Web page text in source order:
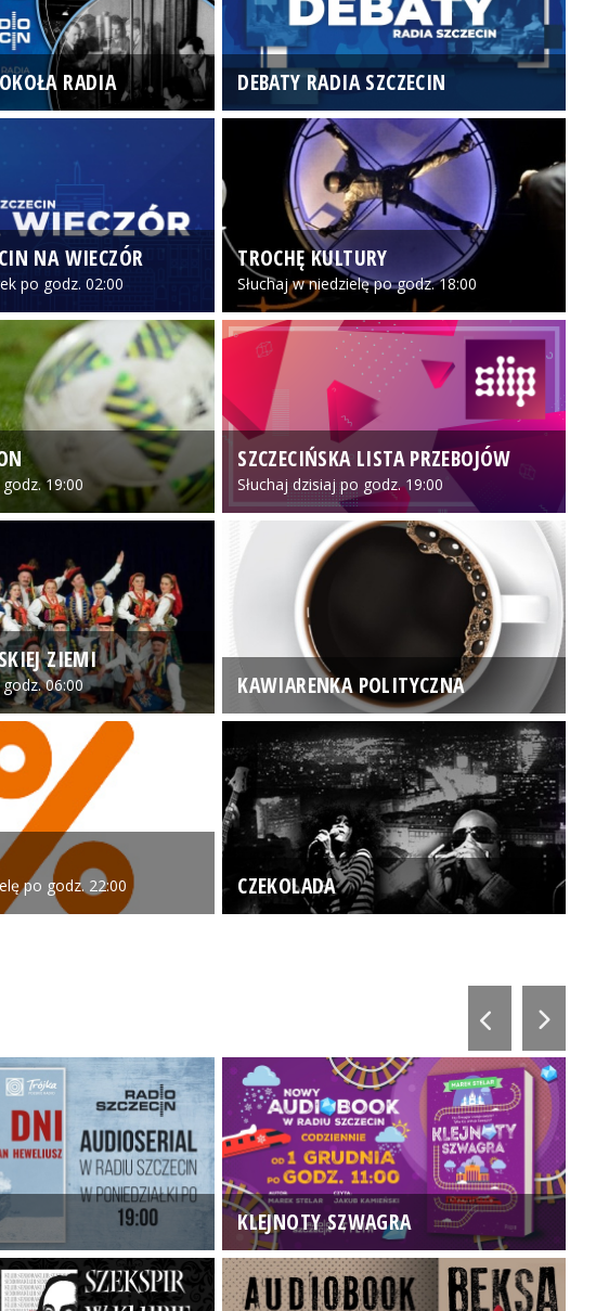
RADIA DEBATY RADIA SZCZECIN
NA WIECZÓR
po godz. 02:00
TROCHĘ KULTURY
Słuchaj w niedzielę po godz. 18:00
19:00
SZCZECIŃSKA LISTA PRZEBOJÓW
Słuchaj dzisiaj po godz. 19:00
ZIEMI
06:00 KAWIARENKA POLITYCZNA
po godz. 22:00 CZEKOLADA
KLEJNOTY SZWAGRA